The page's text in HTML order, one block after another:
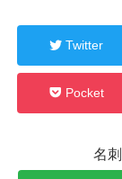
Twitter
Pocket
名